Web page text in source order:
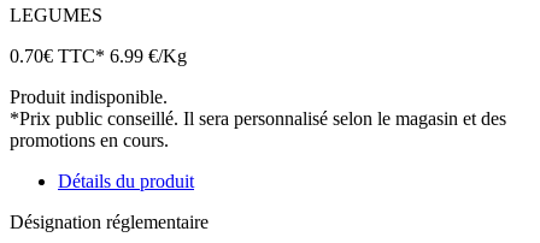
LEGUMES
0.70€ TTC* 6.99 €/Kg
Produit indisponible.
*Prix public conseillé. Il sera personnalisé selon le magasin et des
promotions en cours.
Détails du produit
Désignation réglementaire